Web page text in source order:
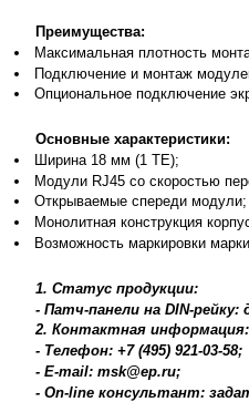
Преимущества:
Максимальная плотность
Подключение и монтаж
Опциональное подключение
Основные характеристики:
Ширина 18 мм (1 TE);
Модули RJ45 со скоростью
Открываемые спереди модули;
Монолитная конструкция
Возможность маркировки
1. Статус продукции:
- Патч-панели на DIN-
2. Контактная информация:
- Телефон: +7 (495) 921-03-58;
- E-mail: msk@ep.ru;
- On-line консультант: